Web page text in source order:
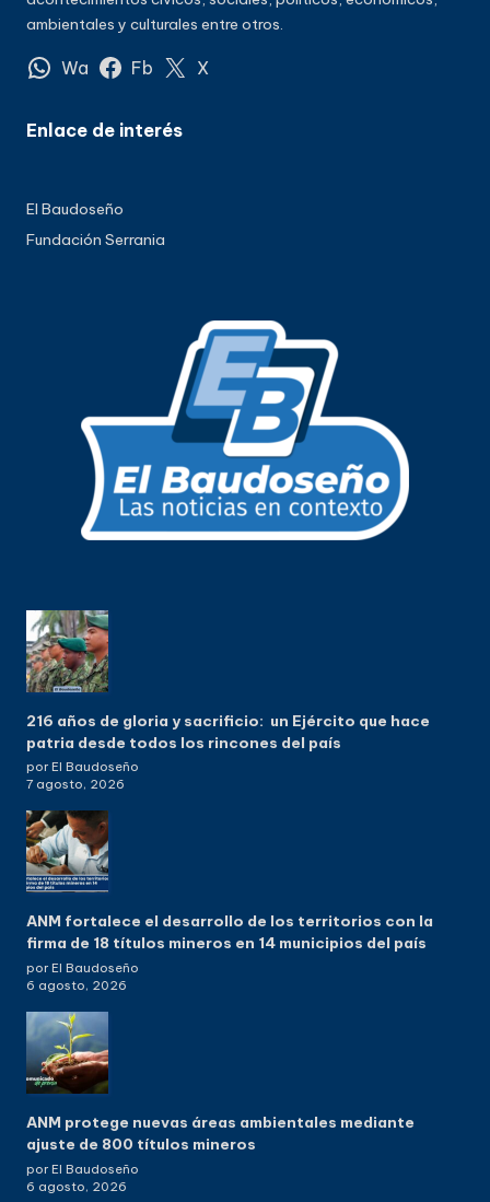
ambientales y culturales entre otros.
Wa Fb X
Enlace de interés
El Baudoseño
Fundación Serrania
216 años de gloria y sacrificio: un Ejército que hace
patria desde todos los rincones del país
por El Baudoseño
7 agosto, 2026
ANM fortalece el desarrollo de los territorios con la
firma de 18 títulos mineros en 14 municipios del país
por El Baudoseño
6 agosto, 2026
ANM protege nuevas áreas ambientales mediante
ajuste de 800 títulos mineros
por El Baudoseño
6 agosto, 2026